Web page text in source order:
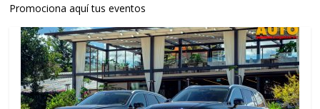
Promociona aquí tus eventos